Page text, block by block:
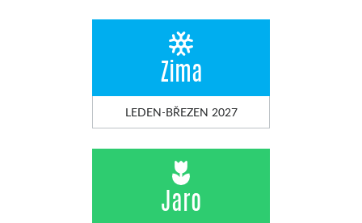
Zima
LEDEN-BŘEZEN 2027
Jaro